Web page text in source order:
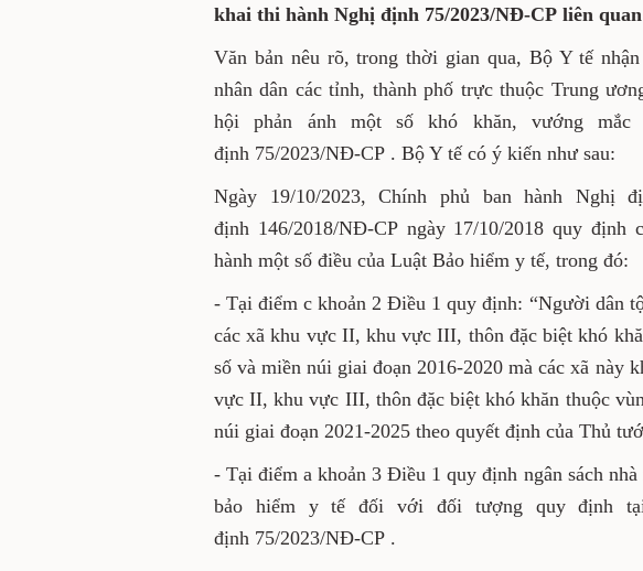
trong triển khai thi hành Nghị định 75/
chính sách bảo hiểm y tế.
Văn bản nêu rõ, trong thời gian qua, Bộ Y
số Ủy ban nhân dân các tỉnh, thành phố
động Thương binh và Xã hội phản ánh một
quá trình triển khai Nghị định 75/2023/NĐ-
Ngày 19/10/2023, Chính phủ ban hành
Nghị định 146/2018/NĐ-CP ngày 17/10/
biện pháp thi hành một số điều của Luật
- Tại điểm c khoản 2 Điều 1 quy định:
sống tại địa bàn các xã khu vực II, khu
thuộc vùng đồng bào dân tộc thiểu số và
các xã này không còn trong danh sách các
đặc biệt khó khăn thuộc vùng đồng bào
đoạn 2021-2025 theo quyết định của Thủ
- Tại điểm a khoản 3 Điều 1 quy định ngân